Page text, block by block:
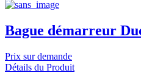
Bague démarreur
Prix sur demande
Détails du Produit